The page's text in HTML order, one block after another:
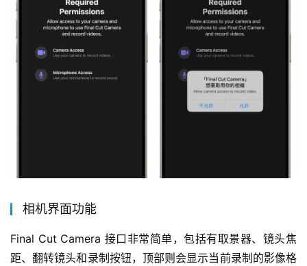
相机界面功能
Final Cut Camera 接口非常简单，包括有取景器、镜头焦
距、翻转镜头和录制按钮，顶部则会显示当前录制的影像格